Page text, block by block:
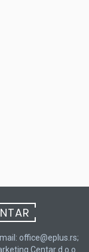
office@eplus.rs;
Centar d.o.o.